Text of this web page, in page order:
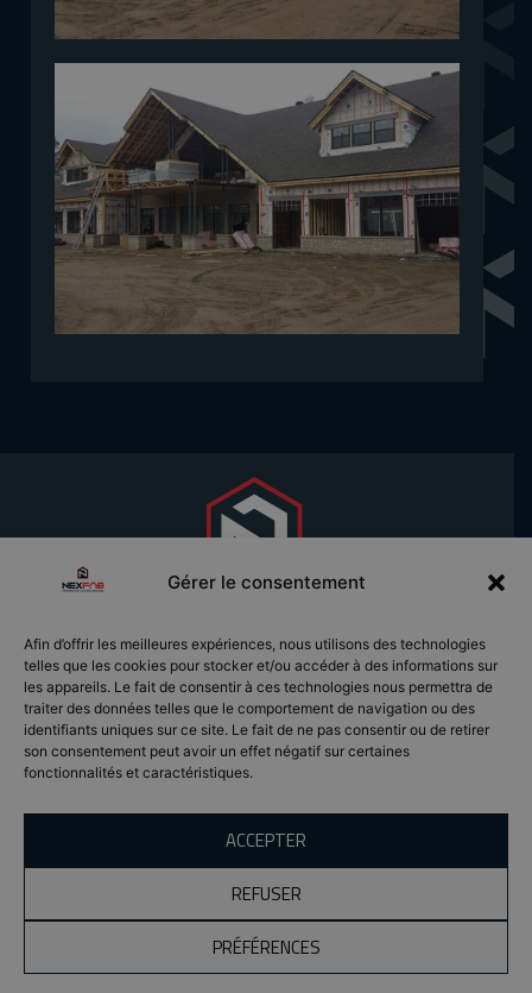
Gérer le consentement
Afin d’offrir les meilleures expériences, nous utilisons des technologies
telles que les cookies pour stocker et/ou accéder à des informations sur
les appareils. Le fait de consentir à ces technologies nous permettra de
traiter des données telles que le comportement de navigation ou des
identifiants uniques sur ce site. Le fait de ne pas consentir ou de retirer
son consentement peut avoir un effet négatif sur certaines
fonctionnalités et caractéristiques.
ACCEPTER
REFUSER
PRÉFÉRENCES
EXPERTISE EN
PRÉFABRICATION
PROJETS
À PROPOS
SOLUTIONS
FERMES DE TOIT
POUTRELLES
MURS
CONSTRUCTION
MODULAIRE
PALETTES
SOUMISSION
CONTACT
Tous droits réservés ©2026 Nexfab | signé Le Département
Marketing